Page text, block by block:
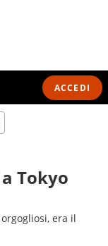
ACCEDI
Tokyo
era il